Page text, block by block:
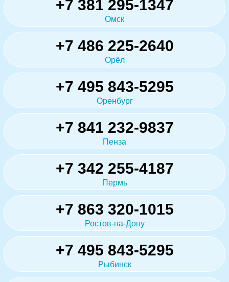
+7 381 295-1347
Омск
+7 486 225-2640
Орёл
+7 495 843-5295
Оренбург
+7 841 232-9837
Пенза
+7 342 255-4187
Пермь
+7 863 320-1015
Ростов-на-Дону
+7 495 843-5295
Рыбинск